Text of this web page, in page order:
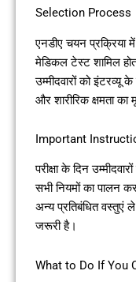
Selection Process
एनडीए चयन प्रक्रिया
मेडिकल टेस्ट शामिल
उम्मीदवारों को इंटरव्यू
और शारीरिक क्षमता का
Important
परीक्षा के दिन
सभी नियमों का पालन
अन्य प्रतिबंधित वस्तुएं
जरूरी है।
What to Do If You